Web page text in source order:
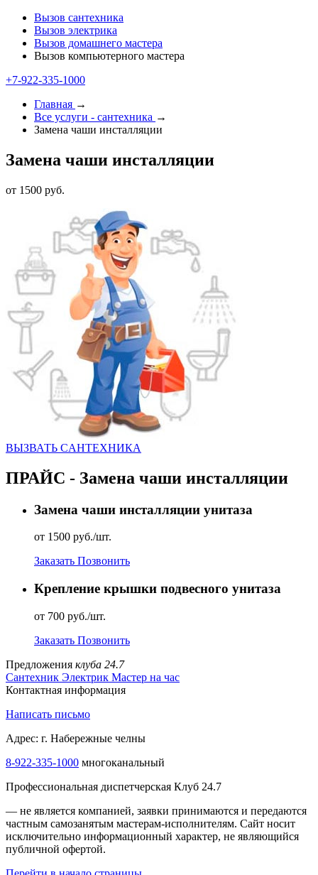
Вызов сантехника
Вызов электрика
Вызов домашнего мастера
Вызов компьютерного мастера
+7-922-335-1000
Главная →
Все услуги - cантехника →
Замена чаши инсталляции
Замена чаши инсталляции
от 1500 руб.
ВЫЗВАТЬ CАНТЕХНИКА
ПРАЙС - Замена чаши инсталляции
Замена чаши инсталляции унитаза
от 1500 руб./шт.
Заказать Позвонить
Крепление крышки подвесного унитаза
от 700 руб./шт.
Заказать Позвонить
Предложения клуба 24.7
Сантехник Электрик Мастер на час
Контактная информация
Написать письмо
Адрес: г. Набережные челны
8-922-335-1000 многоканальный
Профессиональная диспетчерская Клуб 24.7
— не является компанией, заявки принимаются и передаются
частным самозанятым мастерам‑исполнителям. Сайт носит
исключительно информационный характер, не являющийся
публичной офертой.